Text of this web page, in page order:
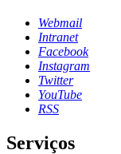
Webmail
Intranet
Facebook
Instagram
Twitter
YouTube
RSS
Serviços